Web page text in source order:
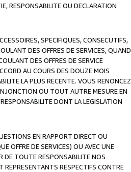
RESPONSABILITE OU DECLARATION
SPECIFIQUES, CONSECUTIFS,
DES OFFRES DE SERVICES, QUAND
DES OFFRES DE SERVICE
AU COURS DES DOUZE MOIS
LA PLUS RECENTE. VOUS RENONCEZ
OU TOUT AUTRE MESURE EN
DONT LA LEGISLATION
EN RAPPORT DIRECT OU
OFFRE DE SERVICES) OU AVEC UNE
DE TOUTE RESPONSABILITE NOS
REPRESENTANTS RESPECTIFS CONTRE